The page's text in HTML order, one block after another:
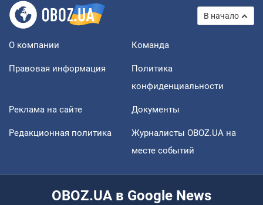
В начало
О компании Команда
Правовая информация
Политика
конфиденциальности
Реклама на сайте Документы
Редакционная политика
Журналисты OBOZ.UA на
месте событий
OBOZ.UA в Google News